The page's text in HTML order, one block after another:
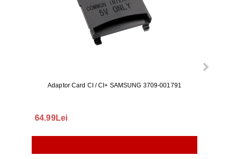
Adaptor Card CI / CI+ SAMSUNG 3709-001791
64.99Lei